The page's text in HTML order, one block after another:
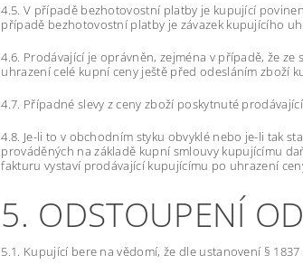
4.5. V případě bezhotovostní platby je kupující
případě bezhotovostní platby je závazek kupujícího
4.6. Prodávající je oprávněn, zejména v případě, že
uhrazení celé kupní ceny ještě před odesláním zboží
4.7. Případné slevy z ceny zboží poskytnuté
4.8. Je-li to v obchodním styku obvyklé nebo je-li tak
prováděných na základě kupní smlouvy kupujícímu
fakturu vystaví prodávající kupujícímu po uhrazení
5. ODSTOUPENÍ
5.1. Kupující bere na vědomí, že dle ustanovení §